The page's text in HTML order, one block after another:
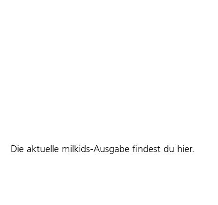
Die aktuelle milkids-Ausgabe findest du hier.